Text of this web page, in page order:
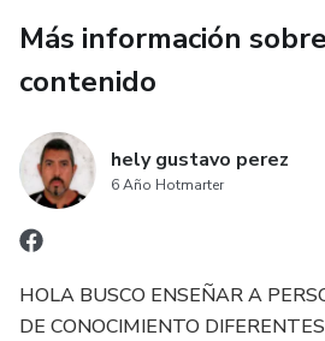
Más información
contenido
hely gustavo perez
6 Año Hotmarter
HOLA BUSCO ENSEÑAR A
DE CONOCIMIENTO